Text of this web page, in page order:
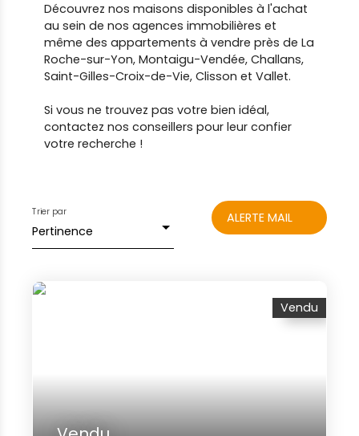
Découvrez nos maisons disponibles à l'achat
au sein de nos agences immobilières et
même des appartements à vendre près de La
Roche-sur-Yon, Montaigu-Vendée, Challans,
Saint-Gilles-Croix-de-Vie, Clisson et Vallet.
Si vous ne trouvez pas votre bien idéal,
contactez nos conseillers pour leur confier
votre recherche !
Pertinence
Trier par ALERTE MAIL
Vendu